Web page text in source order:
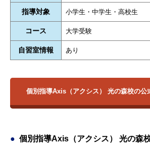
指導対象 小学生・中学生・高校生
コース 大学受験
自習室情報 あり
個別指導Axis（アクシス） 光の森校の公
個別指導Axis（アクシス） 光の森